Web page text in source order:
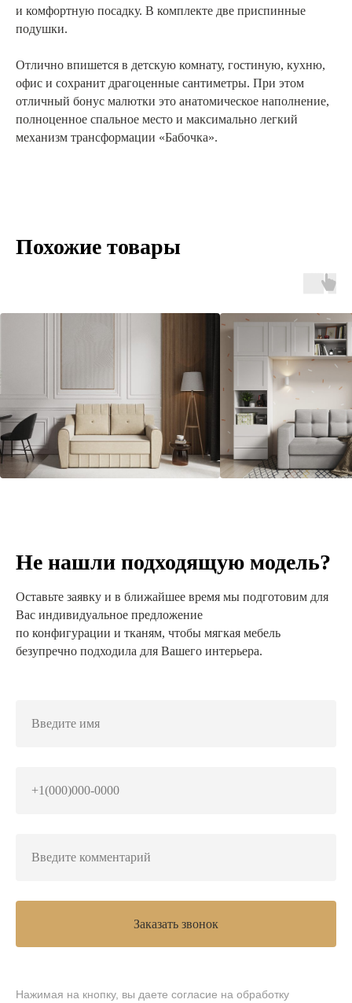
и комфортную посадку. В комплекте две приспинные
подушки.
Отлично впишется в детскую комнату, гостиную, кухню,
офис и сохранит драгоценные сантиметры. При этом
отличный бонус малютки это анатомическое наполнение,
полноценное спальное место и максимально легкий
механизм трансформации «Бабочка».
Похожие товары
Не нашли подходящую модель?
Оставьте заявку и в ближайшее время мы подготовим для
Вас индивидуальное предложение
по конфигурации и тканям, чтобы мягкая мебель
безупречно подходила для Вашего интерьера.
Заказать звонок
Нажимая на кнопку, вы даете согласие на обработку